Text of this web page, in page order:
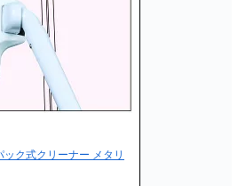
ック式クリーナー メタリ